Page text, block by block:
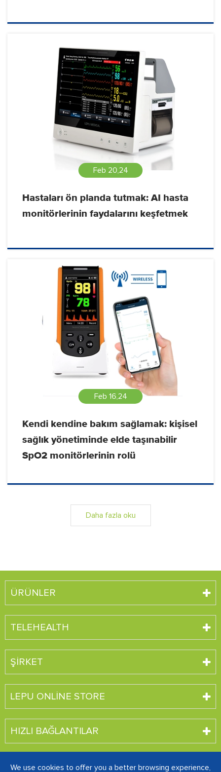
Feb 20,24
Hastaları ön planda tutmak: AI hasta
monitörlerinin faydalarını keşfetmek
Feb 16,24
Kendi kendine bakım sağlamak: kişisel
sağlık yönetiminde elde taşınabilir
SpO2 monitörlerinin rolü
Daha fazla oku
ÜRÜNLER
TELEHEALTH
ŞIRKET
LEPU ONLINE STORE
HIZLI BAĞLANTILAR
We use cookies to offer you a better browsing experience,